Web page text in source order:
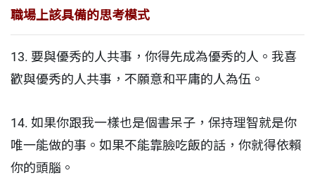
職場上該具備的思考模式
13. 要與優秀的人共事，你得先成為優秀的人。我喜
歡與優秀的人共事，不願意和平庸的人為伍。
14. 如果你跟我一樣也是個書呆子，保持理智就是你
唯一能做的事。如果不能靠臉吃飯的話，你就得依賴
你的頭腦。